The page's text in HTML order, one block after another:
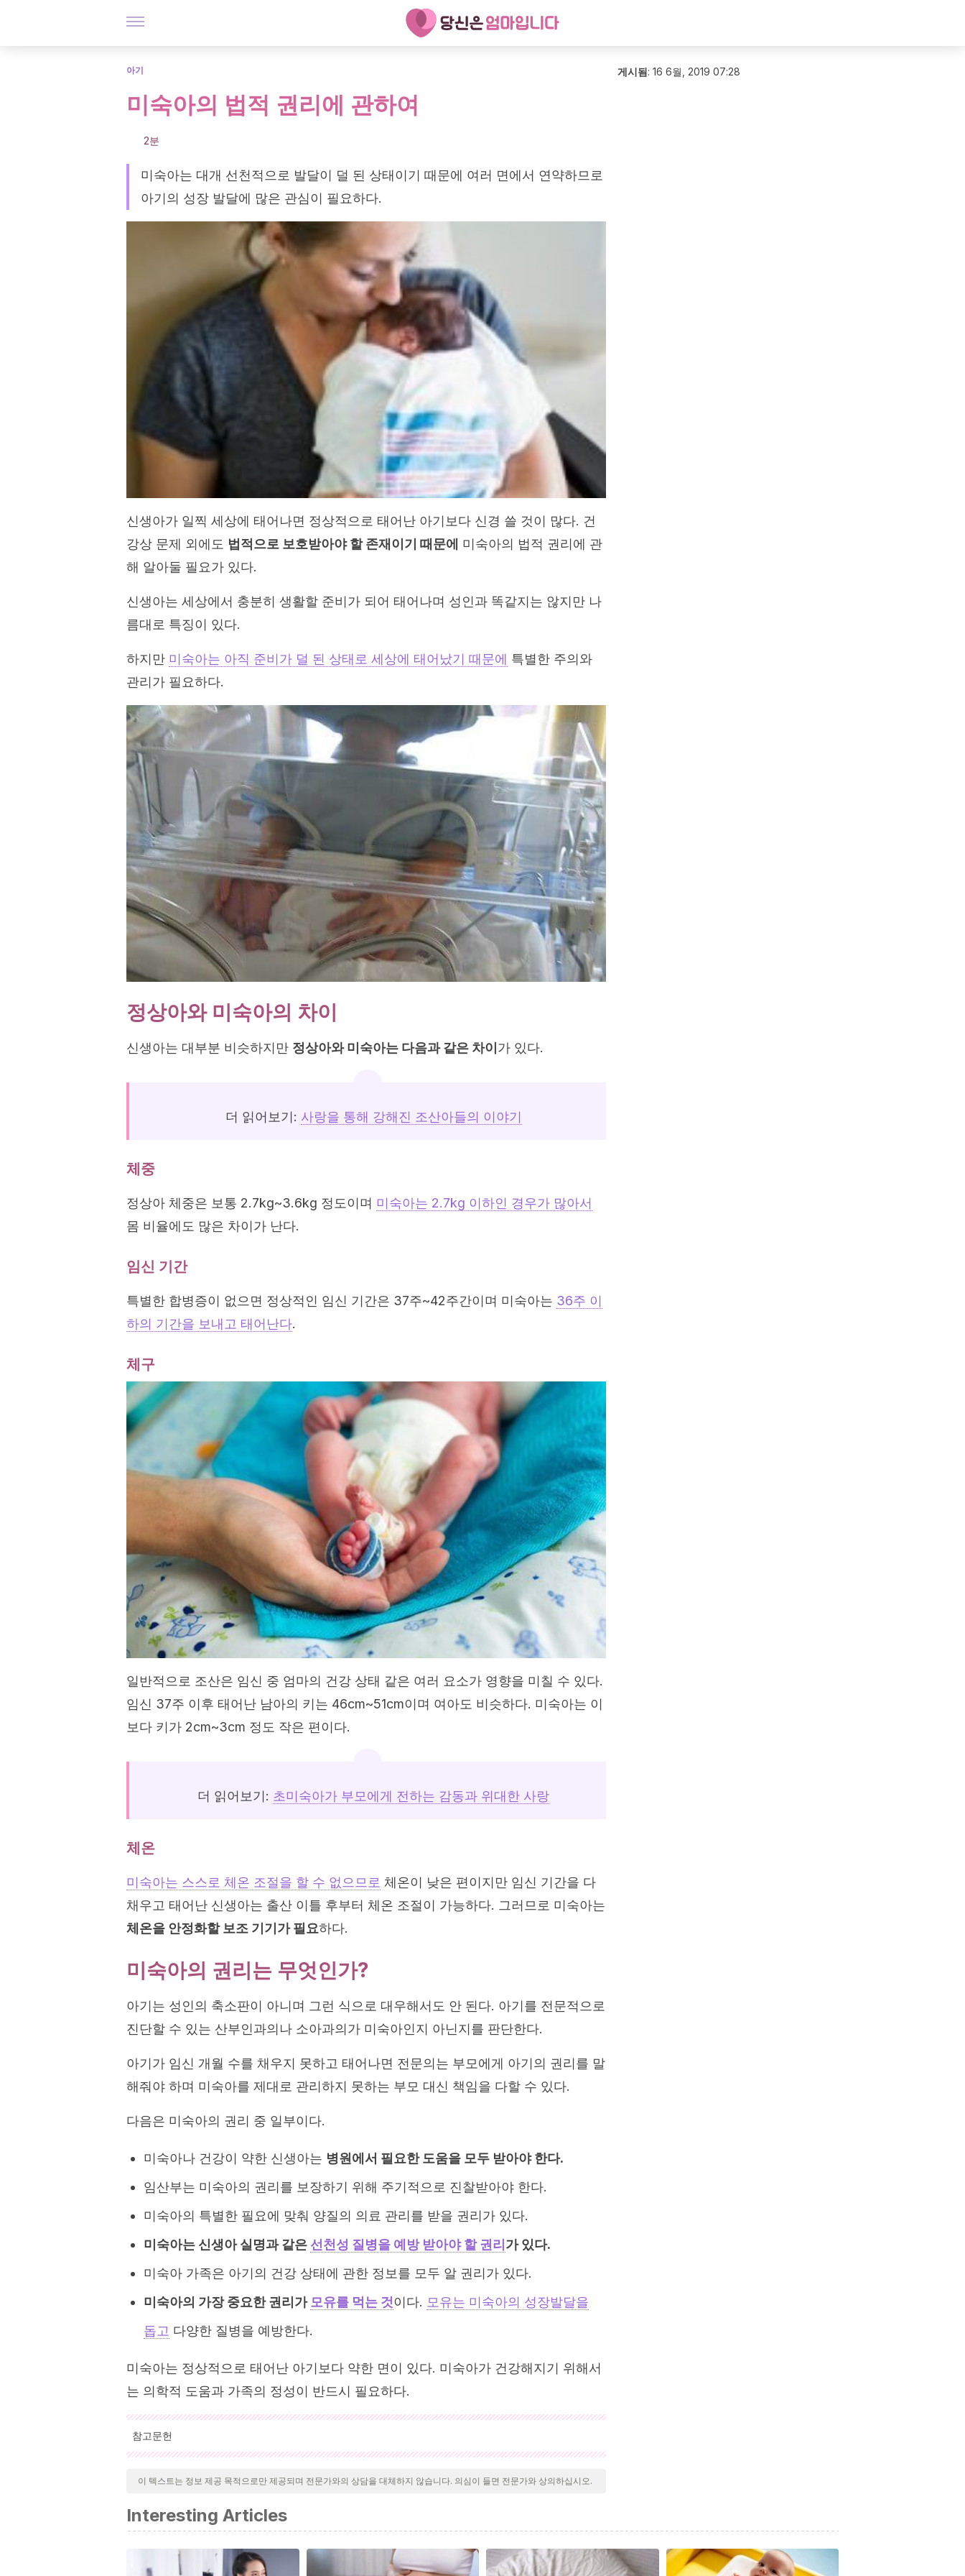
아기
미숙아의 법적 권리에 관하여
2분
미숙아는 대개 선천적으로 발달이 덜 된 상태이기 때문에 여러 면에서 연약하므로
아기의 성장 발달에 많은 관심이 필요하다.
신생아가 일찍 세상에 태어나면 정상적으로 태어난 아기보다 신경 쓸 것이 많다. 건
강상 문제 외에도 법적으로 보호받아야 할 존재이기 때문에 미숙아의 법적 권리에 관
해 알아둘 필요가 있다.
신생아는 세상에서 충분히 생활할 준비가 되어 태어나며 성인과 똑같지는 않지만 나
름대로 특징이 있다.
하지만 미숙아는 아직 준비가 덜 된 상태로 세상에 태어났기 때문에 특별한 주의와
관리가 필요하다.
정상아와 미숙아의 차이
신생아는 대부분 비슷하지만 정상아와 미숙아는 다음과 같은 차이 가 있다.
더 읽어보기: 사랑을 통해 강해진 조산아들의 이야기
체중
정상아 체중은 보통 2.7kg~3.6kg 정도이며 미숙아는 2.7kg 이하인 경우가 많아서
몸 비율에도 많은 차이가 난다.
임신 기간
특별한 합병증이 없으면 정상적인 임신 기간은 37주~42주간이며 미숙아는 36주 이
하의 기간을 보내고 태어난다.
체구
일반적으로 조산은 임신 중 엄마의 건강 상태 같은 여러 요소가 영향을 미칠 수 있다.
임신 37주 이후 태어난 남아의 키는 46cm~51cm이며 여아도 비슷하다. 미숙아는 이
보다 키가 2cm~3cm 정도 작은 편이다.
더 읽어보기: 초미숙아가 부모에게 전하는 감동과 위대한 사랑
체온
미숙아는 스스로 체온 조절을 할 수 없으므로 체온이 낮은 편이지만 임신 기간을 다
채우고 태어난 신생아는 출산 이틀 후부터 체온 조절이 가능하다. 그러므로 미숙아는
체온을 안정화할 보조 기기가 필요하다.
미숙아의 권리는 무엇인가?
아기는 성인의 축소판이 아니며 그런 식으로 대우해서도 안 된다. 아기를 전문적으로
진단할 수 있는 산부인과의나 소아과의가 미숙아인지 아닌지를 판단한다.
아기가 임신 개월 수를 채우지 못하고 태어나면 전문의는 부모에게 아기의 권리를 말
해줘야 하며 미숙아를 제대로 관리하지 못하는 부모 대신 책임을 다할 수 있다.
다음은 미숙아의 권리 중 일부이다.
미숙아나 건강이 약한 신생아는 병원에서 필요한 도움을 모두 받아야 한다.
임산부는 미숙아의 권리를 보장하기 위해 주기적으로 진찰받아야 한다.
미숙아의 특별한 필요에 맞춰 양질의 의료 관리를 받을 권리가 있다.
미숙아는 신생아 실명과 같은선천성 질병을 예방 받아야 할 권리 가 있다.
미숙아 가족은 아기의 건강 상태에 관한 정보를 모두 알 권리가 있다.
미숙아의 가장 중요한 권리가모유를 먹는 것이다. 모유는 미숙아의 성장발달을
돕고 다양한 질병을 예방한다.
미숙아는 정상적으로 태어난 아기보다 약한 면이 있다. 미숙아가 건강해지기 위해서
는 의학적 도움과 가족의 정성이 반드시 필요하다.
참고문헌
인용된 모든 출처는 우리 팀에 의해 집요하게 검토되어 질의의 질, 신뢰성, 시대에 맞음 및 타당성을 보장하
기 위해 처리되었습니다. 이 문서의 참고 문헌은 신뢰성이 있으며 학문적 또는 과학적으로 정확합니다.
Sociedad de Ciencias Naturales La Salle, p.125.
Fabre-González, y E. González-Bosquet,
Obstetricia.Madrid: Elsevier.
이 텍스트는 정보 제공 목적으로만 제공되며 전문가와의 상담을 대체하지 않습니다. 의심이 들면 전문가와 상의하십시오.
게시됨: 16 6월, 2019 07:28
Interesting Articles